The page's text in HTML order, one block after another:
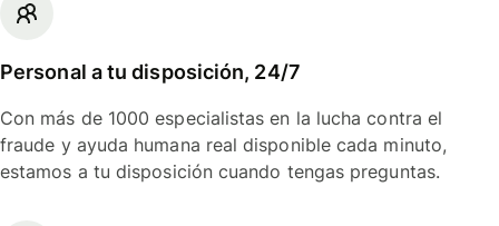
Personal a tu disposición, 24/7
Con más de 1000 especialistas en la lucha contra el
fraude y ayuda humana real disponible cada minuto,
estamos a tu disposición cuando tengas preguntas.